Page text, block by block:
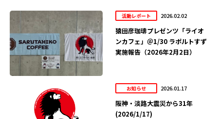
活動レポート 2026.02.02
猿田彦珈琲プレゼンツ「ライオ
ンカフェ」＠1/30 ラポルトすず
実施報告（2026年2月2日）
お知らせ 2026.01.17
阪神・淡路大震災から31年
(2026/1/17)